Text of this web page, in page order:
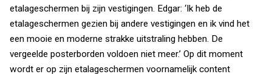
etalageschermen bij zijn vestigingen. Edgar: ‘Ik heb de
etalageschermen gezien bij andere vestigingen en ik vind het
een mooie en moderne strakke uitstraling hebben. De
vergeelde posterborden voldoen niet meer.’ Op dit moment
wordt er op zijn etalageschermen voornamelijk content